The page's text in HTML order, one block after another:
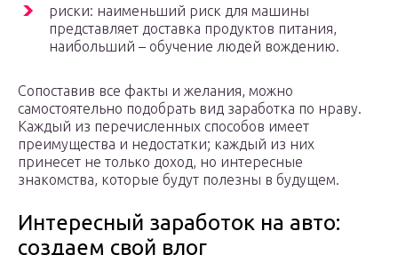
риски: наименьший риск для машины
представляет доставка продуктов питания,
наибольший – обучение людей вождению.
Сопоставив все факты и желания, можно
самостоятельно подобрать вид заработка по нраву.
Каждый из перечисленных способов имеет
преимущества и недостатки; каждый из них
принесет не только доход, но интересные
знакомства, которые будут полезны в будущем.
Интересный заработок на авто:
создаем свой влог